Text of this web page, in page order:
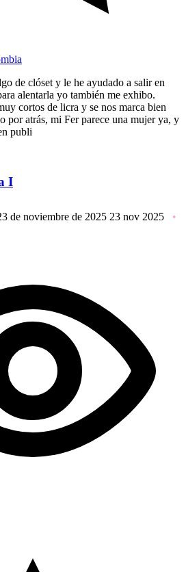
de clóset y le he ayudado a salir en
alentarla yo también me exhibo.
cortos de licra y se nos marca bien
por atrás, mi Fer parece una mujer ya, y
publi
I
de noviembre de 2025 23 nov 2025